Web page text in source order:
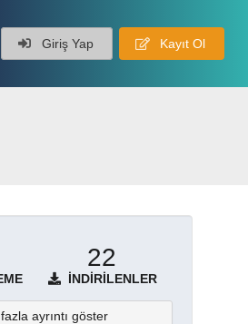
Giriş Yap Kayıt Ol
22
İNDIRILENLER
ayrıntı göster